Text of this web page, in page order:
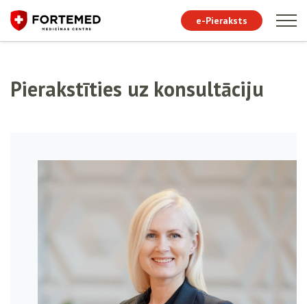
e-Pieraksts
Pierakstīties uz konsultāciju